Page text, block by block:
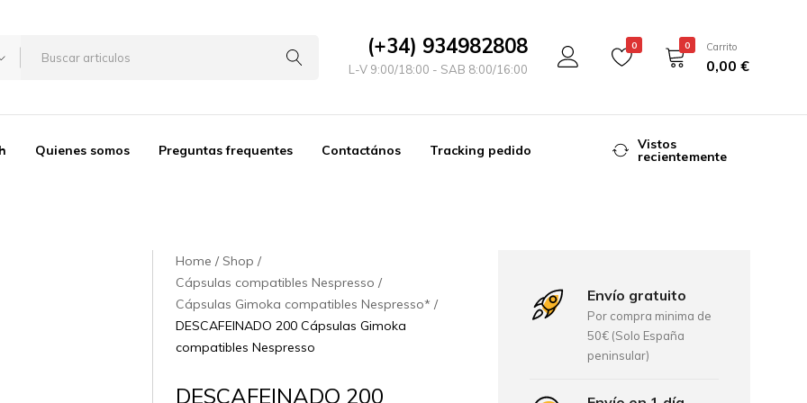
(+34) 934982808
L-V 9:00/18:00 - SAB 8:00/16:00
0 0 Carrito
0,00€
Quienes somos Preguntas frequentes Contactános Tracking pedido Vistos
recientemente
Home
Shop
Cápsulas compatibles Nespresso
Cápsulas Gimoka compatibles Nespresso*
DESCAFEINADO 200 Cápsulas Gimoka
compatibles Nespresso
DESCAFEINADO 200
Envío gratuito
Por compra minima de
50€ (Solo España
peninsular)